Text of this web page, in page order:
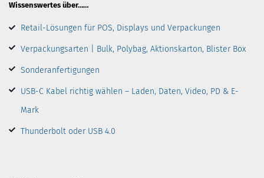
Wissenswertes über……
Retail-Lösungen für POS, Displays und Verpackungen
Verpackungsarten | Bulk, Polybag, Aktionskarton, Blister Box
Sonderanfertigungen
USB-C Kabel richtig wählen – Laden, Daten, Video, PD & E-
Mark
Thunderbolt oder USB 4.0